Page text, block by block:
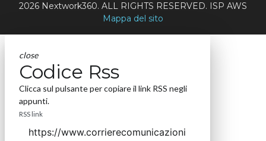
2026 Nextwork360. ALL RIGHTS RESERVED. ISP AWS
Mappa del sito
close
Codice Rss
Clicca sul pulsante per copiare il link RSS negli
appunti.
RSS link